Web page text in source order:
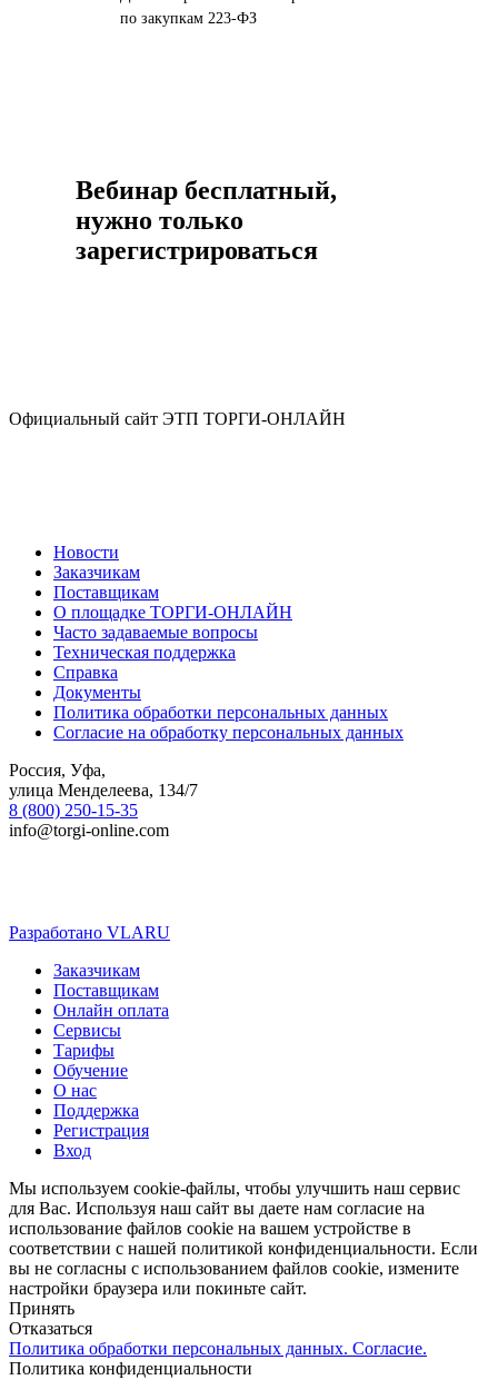
по закупкам 223-ФЗ
Вебинар бесплатный,
нужно только
зарегистрироваться
Официальный сайт ЭТП ТОРГИ-ОНЛАЙН
Новости
Заказчикам
Поставщикам
О площадке ТОРГИ-ОНЛАЙН
Часто задаваемые вопросы
Техническая поддержка
Справка
Документы
Политика обработки персональных данных
Согласие на обработку персональных данных
Россия, Уфа,
улица Менделеева, 134/7
8 (800) 250-15-35
info@torgi-online.com
Разработано VLARU
Close
Menu
Заказчикам
Поставщикам
Онлайн оплата
Сервисы
Тарифы
Обучение
О нас
Поддержка
Регистрация
Вход
Мы используем cookie-файлы, чтобы улучшить наш сервис
для Вас. Используя наш сайт вы даете нам согласие на
использование файлов cookie на вашем устройстве в
соответствии с нашей политикой конфиденциальности. Если
вы не согласны с использованием файлов cookie, измените
настройки браузера или покиньте сайт.
Принять
Отказаться
Политика обработки персональных данных. Согласие.
Политика конфиденциальности